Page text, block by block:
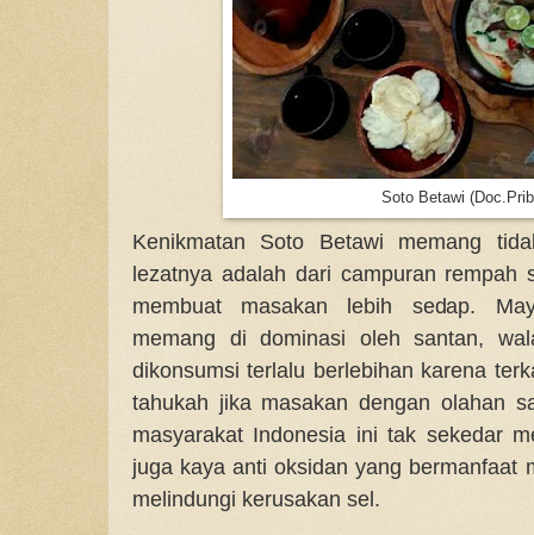
Soto Betawi
Kenikmatan Soto Betawi memang
lezatnya adalah dari campuran rempah
membuat masakan lebih sedap.
memang di dominasi oleh santan,
dikonsumsi terlalu berlebihan karena
tahukah jika masakan dengan olahan
masyarakat Indonesia ini tak sekedar
juga kaya anti oksidan yang bermanfaat
melindungi kerusakan sel.